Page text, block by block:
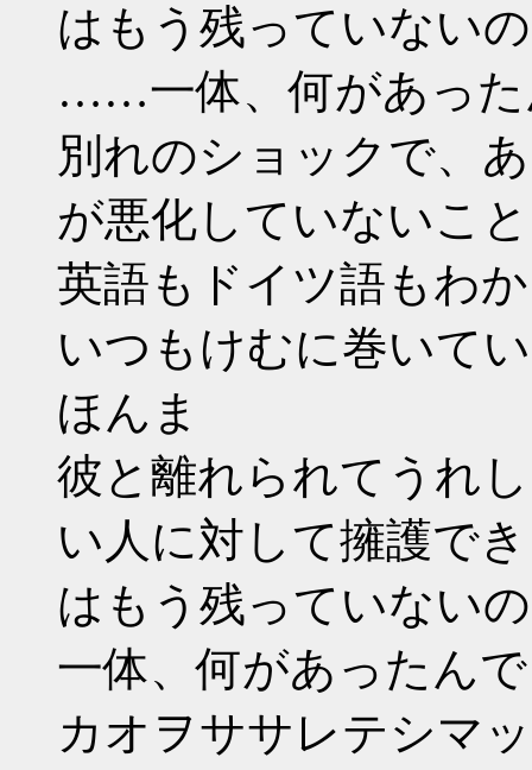
はもう残っていない
……一体、何があった
別れのショックで、
が悪化していないこ
英語もドイツ語もわ
いつもけむに巻いて
ほんま
彼と離れられてうれ
い人に対して擁護で
はもう残っていない
一体、何があったん
カオヲササレテシマ